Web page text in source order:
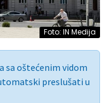
Foto: IN Medija
sa oštećenim vidom
preslušati u